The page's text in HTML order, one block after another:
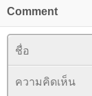
Comment